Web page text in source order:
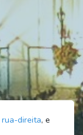
rua-direita, e